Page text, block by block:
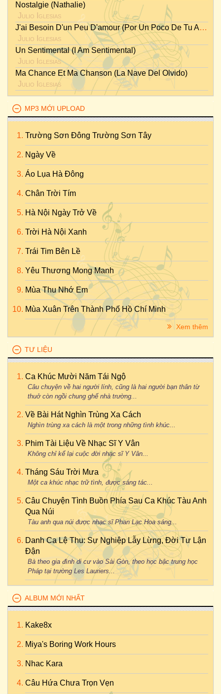
Nostalgie (Nathalie)
Julio Iglesias
J'ai Besoin D'un Peu D'amour (Por Un Poco De Tu Amor)
Julio Iglesias
Un Sentimental (I Am Sentimental)
Julio Iglesias
Ma Chance Et Ma Chanson (La Nave Del Olvido)
Julio Iglesias
MP3 MỚI UPLOAD
Trường Sơn Đông Trường Sơn Tây
Ngày Về
Áo Lụa Hà Đông
Chân Trời Tím
Hà Nội Ngày Trở Về
Trời Hà Nội Xanh
Trái Tim Bên Lề
Yêu Thương Mong Manh
Mùa Thu Nhớ Em
Mùa Xuân Trên Thành Phố Hồ Chí Minh
Xem thêm
TƯ LIỆU
Ca Khúc Mười Năm Tái Ngộ
Câu chuyện về hai người lính, cũng là hai người bạn thân từ
thuở còn ngồi chung ghế nhà trường...
Về Bài Hát Nghìn Trùng Xa Cách
Nghìn trùng xa cách là một trong những tình khúc...
Phim Tài Liệu Về Nhạc Sĩ Y Vân
Không chỉ kể lại cuộc đời nhạc sĩ Y Vân...
Tháng Sáu Trời Mưa
Một ca khúc nhạc trữ tình, được sáng tác...
Câu Chuyện Tình Buồn Phía Sau Ca Khúc Tàu Anh
Qua Núi
Tàu anh qua núi được nhạc sĩ Phan Lạc Hoa sáng...
Danh Ca Lệ Thu: Sự Nghiệp Lẫy Lừng, Đời Tư Lận
Đận
Bà theo gia đình di cư vào Sài Gòn, theo học bậc trung học
Pháp tại trường Les Lauriers...
ALBUM MỚI NHẤT
Kake8x
Miya's Boring Work Hours
Nhac Kara
Câu Hứa Chưa Trọn Vẹn